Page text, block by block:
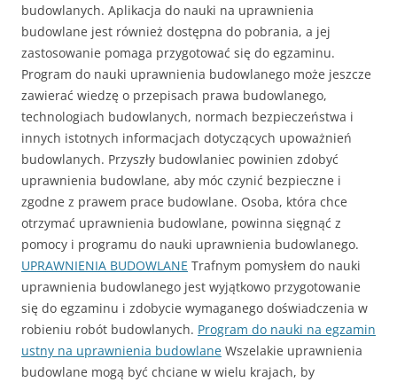
budowlanych. Aplikacja do nauki na uprawnienia
budowlane jest również dostępna do pobrania, a jej
zastosowanie pomaga przygotować się do egzaminu.
Program do nauki uprawnienia budowlanego może jeszcze
zawierać wiedzę o przepisach prawa budowlanego,
technologiach budowlanych, normach bezpieczeństwa i
innych istotnych informacjach dotyczących upoważnień
budowlanych. Przyszły budowlaniec powinien zdobyć
uprawnienia budowlane, aby móc czynić bezpieczne i
zgodne z prawem prace budowlane. Osoba, która chce
otrzymać uprawnienia budowlane, powinna sięgnąć z
pomocy i programu do nauki uprawnienia budowlanego.
UPRAWNIENIA BUDOWLANE Trafnym pomysłem do nauki
uprawnienia budowlanego jest wyjątkowo przygotowanie
się do egzaminu i zdobycie wymaganego doświadczenia w
robieniu robót budowlanych. Program do nauki na egzamin
ustny na uprawnienia budowlane Wszelakie uprawnienia
budowlane mogą być chciane w wielu krajach, by